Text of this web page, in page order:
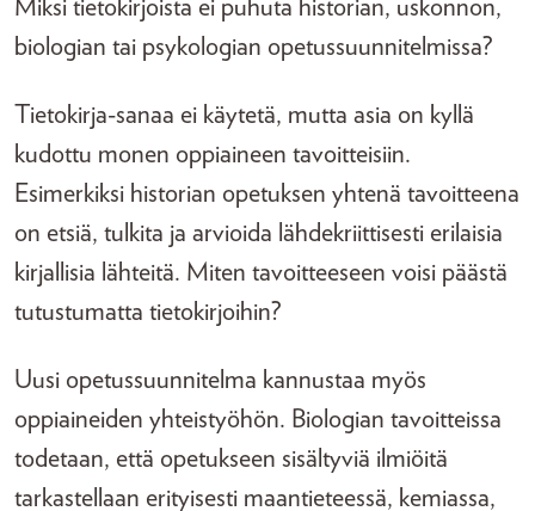
Miksi tietokirjoista ei puhuta historian, uskonnon,
biologian tai psykologian opetussuunnitelmissa?
Tietokirja-sanaa ei käytetä, mutta asia on kyllä
kudottu monen oppiaineen tavoitteisiin.
Esimerkiksi historian opetuksen yhtenä tavoitteena
on etsiä, tulkita ja arvioida lähdekriittisesti erilaisia
kirjallisia lähteitä. Miten tavoitteeseen voisi päästä
tutustumatta tietokirjoihin?
Uusi opetussuunnitelma kannustaa myös
oppiaineiden yhteistyöhön. Biologian tavoitteissa
todetaan, että opetukseen sisältyviä ilmiöitä
tarkastellaan erityisesti maantieteessä, kemiassa,